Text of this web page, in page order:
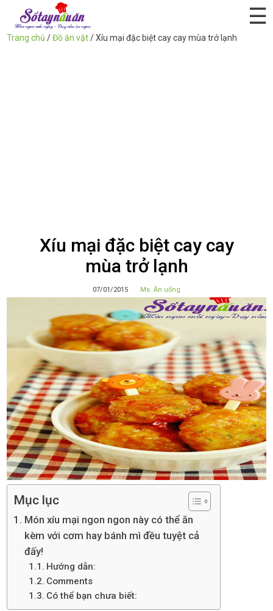
☰
Trang chủ /Đồ ăn vặt/Xíu mại đặc biệt cay cay mùa trở lạnh
Xíu mại đặc biệt cay cay
mùa trở lạnh
07/01/2015 Ms. Ăn uống
Mục lục
Món xíu mại ngon ngon này có thể ăn
kèm với cơm hay bánh mì đều tuyệt cả
đấy!
Hướng dẫn:
Comments
Có thể bạn chưa biết: